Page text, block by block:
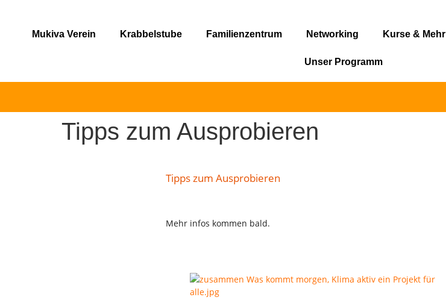
Mukiva Verein Krabbelstube Familienzentrum Networking Kurse & Mehr
Unser Programm
Tipps zum Ausprobieren
Tipps zum Ausprobieren
Mehr infos kommen bald.